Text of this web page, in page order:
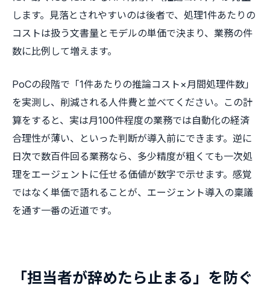
します。見落とされやすいのは後者で、処理1件あたりの
コストは扱う文書量とモデルの単価で決まり、業務の件
数に比例して増えます。
PoCの段階で「1件あたりの推論コスト×月間処理件数」
を実測し、削減される人件費と並べてください。この計
算をすると、実は月100件程度の業務では自動化の経済
合理性が薄い、といった判断が導入前にできます。逆に
日次で数百件回る業務なら、多少精度が粗くても一次処
理をエージェントに任せる価値が数字で示せます。感覚
ではなく単価で語れることが、エージェント導入の稟議
を通す一番の近道です。
「担当者が辞めたら止まる」を防ぐ